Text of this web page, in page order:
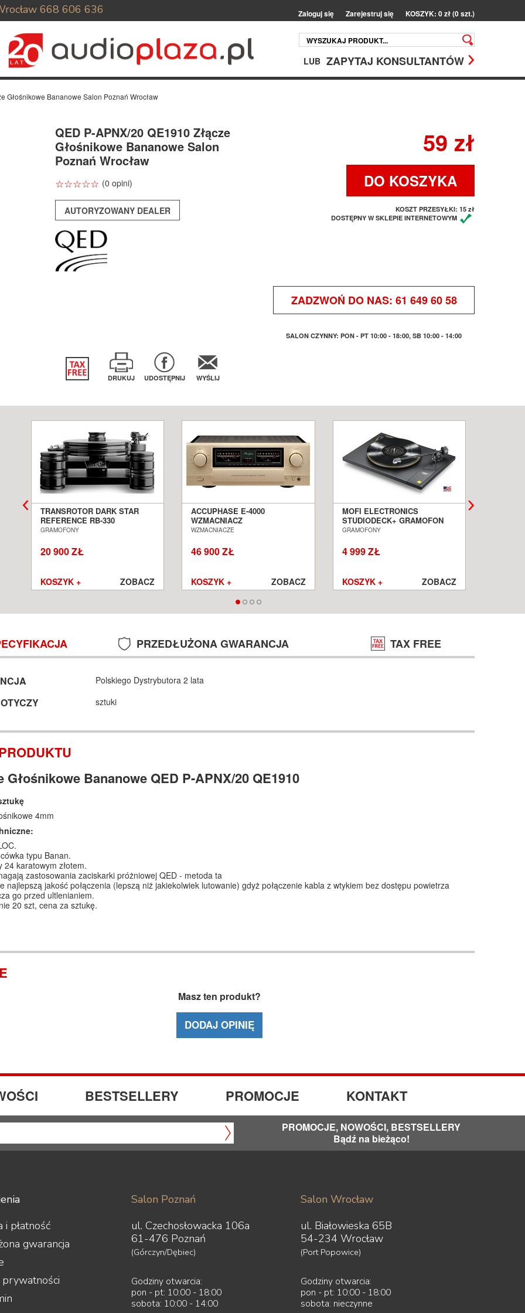
668 606 636 Zaloguj się Zarejestruj się KOSZYK: 0 zł (0 szt.)
LUB ZAPYTAJ KONSULTANTÓW
Głośnikowe Bananowe Salon Poznań Wrocław
QED P-APNX/20 QE1910 Złącze
Głośnikowe Bananowe Salon
Poznań Wrocław
☆☆☆☆☆
★★★★★ (0 opini)
AUTORYZOWANY DEALER
59 zł
DO KOSZYKA
KOSZT PRZESYŁKI: 15 zł
DOSTĘPNY W SKLEPIE INTERNETOWYM
ZADZWOŃ DO NAS: 61 649 60 58
SALON CZYNNY: PON - PT 10:00 - 18:00, SB 10:00 - 14:00
DRUKUJ UDOSTĘPNIJ WYŚLIJ
TRANSROTOR DARK STAR
REFERENCE RB-330
GRAMOFON ANALOGOWY
GRAMOFONY
20 900 ZŁ
KOSZYK + ZOBACZ
ACCUPHASE E-4000
WZMACNIACZ
ZINTEGROWANY SALON
WZMACNIACZE
46 900 ZŁ
KOSZYK + ZOBACZ
MOFI ELECTRONICS
STUDIODECK+ GRAMOFON
SALON POZNAŃ WROCŁAW
GRAMOFONY
4 999 ZŁ
KOSZYK + ZOBACZ
PRZEDŁUŻONA GWARANCJA TAX FREE
Polskiego Dystrybutora 2 lata
sztuki
Głośnikowe Bananowe QED P-APNX/20 QE1910
4mm
typu Banan.
24 karatowym złotem.
zastosowania zaciskarki próżniowej QED - metoda ta
najlepszą jakość połączenia (lepszą niż jakiekolwiek lutowanie) gdyż połączenie kabla z wtykiem bez dostępu powietrza
go przed ultlenianiem.
20 szt, cena za sztukę.
Masz ten produkt?
DODAJ OPINIĘ
BESTSELLERY PROMOCJE KONTAKT
PROMOCJE, NOWOŚCI, BESTSELLERY
Bądź na bieżąco!
i płatność
gwarancja
Salon Poznań
ul. Czechosłowacka 106a
61-476 Poznań
(Górczyn/Dębiec)
Godziny otwarcia:
pon - pt: 10:00 - 18:00
sobota: 10:00 - 14:00
Salon Wrocław
ul. Białowieska 65B
54-234 Wrocław
(Port Popowice)
Godziny otwarcia:
pon - pt: 10:00 - 18:00
sobota: nieczynne